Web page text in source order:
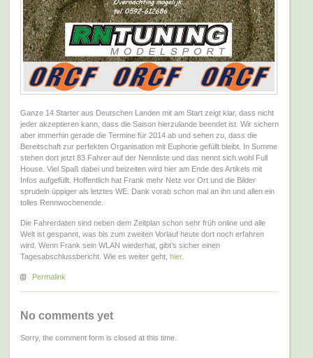
Ganze 14 Starter aus Deutschen Landen mit am Start zeigt klar, dass nicht
jeder akzeptieren kann, dass die Saison hierzulande beendet ist. Wir sichern
aber immerhin gerade die Termine für 2014 ab und sehen zu, dass die
Bereitschaft zur perfekten Organisation mit Euphorie gefüllt bleibt. In Summe
stehen dort jetzt 83 Fahrer auf der Nennliste und das nennt sich wohl Full
House. Viel Spaß dabei und beizeiten wird hier am Ende des Artikels mit
Infos aufgefüllt. Hoffentlich hat Frank mehr Netz vor Ort und die Bilder
sprudeln üppiger als letztes WE. Dank vorab schon mal an ihn und allen ein
tolles Rennwochenende.
Die Fahrerdaten sind neben dem Zeitplan schon sehr früh online und alle
Welt ist gespannt, was bis zum zweiten Vorlauf heute dort noch erfahren
wird. Wenn Frank sein WLAN wiederhat, gibt’s sicher einen
Tagesabschlussbericht. Wie es weiter geht, hier.
Permalink
No comments yet
Sorry, the comment form is closed at this time.